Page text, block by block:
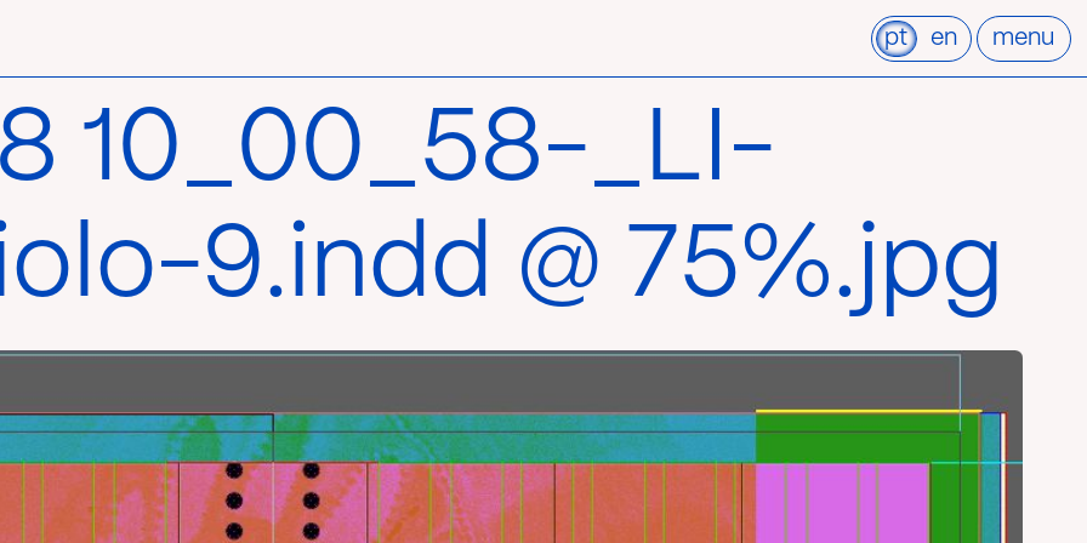
pt en menu
10_00_58-_LI-
9.indd @ 75%.jpg